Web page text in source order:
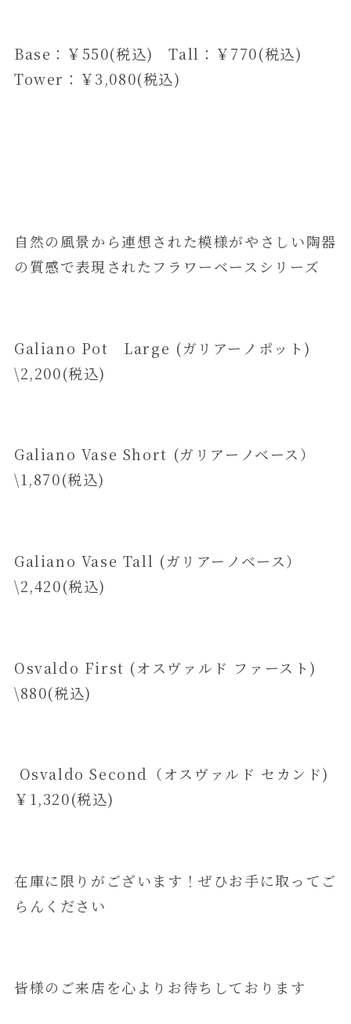
Base：￥550(税込) Tall：￥770(税込)
Tower：￥3,080(税込)
自然の風景から連想された模様がやさしい陶器
の質感で表現されたフラワーベースシリーズ
Galiano Pot Large (ガリアーノポット)
\2,200(税込)
Galiano Vase Short (ガリアーノベース）
\1,870(税込)
Galiano Vase Tall (ガリアーノベース）
\2,420(税込)
Osvaldo First (オスヴァルド ファースト)
\880(税込)
Osvaldo Second（オスヴァルド セカンド)
￥1,320(税込)
在庫に限りがございます！ぜひお手に取ってご
らんください
皆様のご来店を心よりお待ちしております